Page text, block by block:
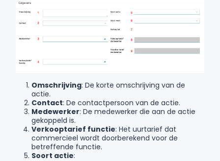
Omschrijving: De korte omschrijving van de
actie.
Contact: De contactpersoon van de actie.
Medewerker: De medewerker die aan de actie
gekoppeld is.
Verkooptarief functie: Het uurtarief dat
commercieel wordt doorberekend voor de
betreffende functie.
Soort actie: